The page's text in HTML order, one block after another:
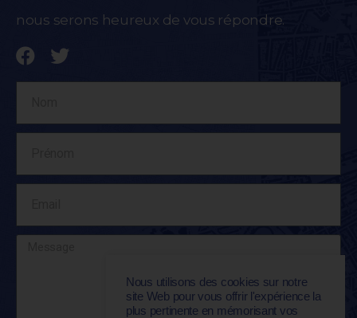
nous serons heureux de vous répondre.
Nous utilisons des cookies sur notre
site Web pour vous offrir l'expérience la
plus pertinente en mémorisant vos